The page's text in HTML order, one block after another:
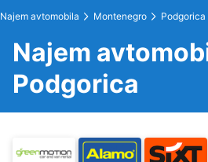
Najem avtomobila Montenegro Podgorica
Najem
Podgorica